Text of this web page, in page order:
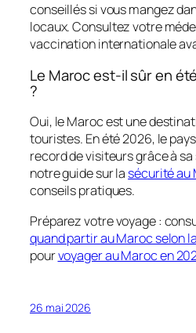
conseillés si vous mangez
locaux. Consultez votre
vaccination internationale
Le Maroc est-il sûr en
?
Oui, le Maroc est une
touristes. En été 2026, le
record de visiteurs grâce à
notre guide sur la sécurité au
conseils pratiques.
Préparez votre voyage :
quand partir au Maroc selon
pourvoyager au Maroc en
26 mai 2026